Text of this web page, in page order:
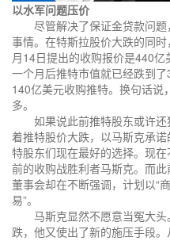
以水军问题压价
尽管解决了保证金贷款问题
事情。在特斯拉股价大跌的同
月14日提出的收购报价是440
一个月后推特市值就已经跌到
140亿美元收购推特。换句话说
多。
如果说此前推特股东或许还
着推特股价大跌，以马斯克承
特股东们现在最好的选择。现
前的收购战胜利者马斯克。而
董事会却在不断强调，计划以“
易”。
马斯克显然不愿意当冤大头
跌，他又使出了新的施压手段